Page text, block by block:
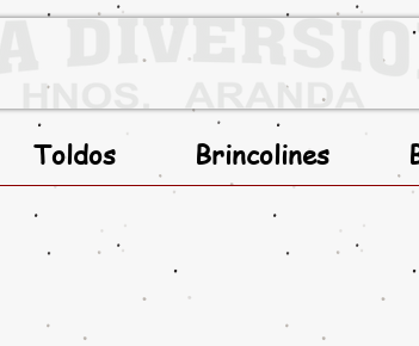
Toldos Brincolines